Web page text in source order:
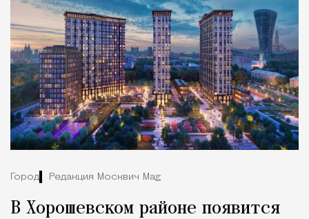
Город Редакция Москвич Mag
В Хорошевском районе появится